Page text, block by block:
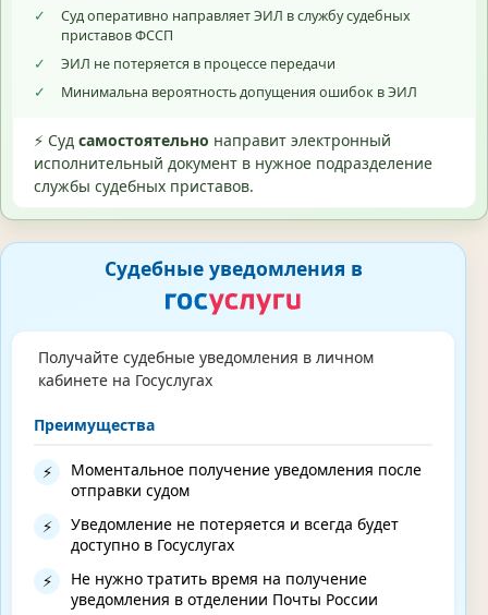
✓
Суд оперативно направляет ЭИЛ в службу судебных
приставов ФССП
✓
ЭИЛ не потеряется в процессе передачи
✓
Минимальна вероятность допущения ошибок в ЭИЛ
⚡ Суд самостоятельно направит электронный
исполнительный документ в нужное подразделение
службы судебных приставов.
Судебные уведомления в
Получайте судебные уведомления в личном
кабинете на Госуслугах
Преимущества
⚡
Моментальное получение уведомления после
отправки судом
⚡
Уведомление не потеряется и всегда будет
доступно в Госуслугах
⚡
Не нужно тратить время на получение
уведомления в отделении Почты России